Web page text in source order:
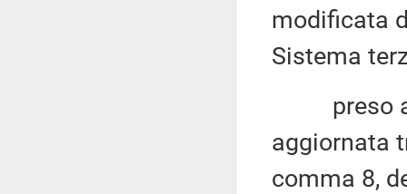
modificata
Sistema
preso
aggiornata
comma 8,